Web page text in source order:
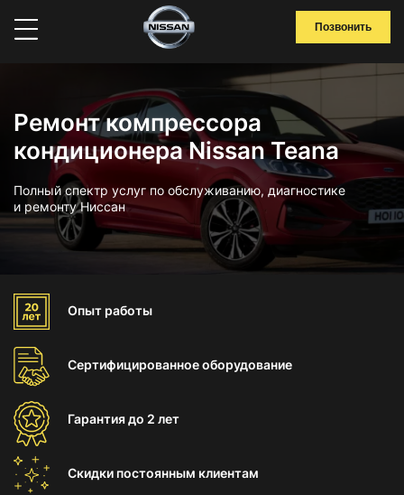
Позвонить
Ремонт компрессора
кондиционера Nissan Teana
Полный спектр услуг по обслуживанию, диагностике
и ремонту Ниссан
Опыт работы
Сертифицированноеоборудование
Гарантиядо 2 лет
Скидки постоянным клиентам